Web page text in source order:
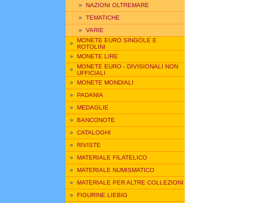
» NAZIONI OLTREMARE
» TEMATICHE
» VARIE
» MONETE EURO SINGOLE E
ROTOLINI
» MONETE LIRE
» MONETE EURO - DIVISIONALI NON
UFFICIALI
» MONETE MONDIALI
» PADANIA
» MEDAGLIE
» BANCONOTE
» CATALOGHI
» RIVISTE
» MATERIALE FILATELICO
» MATERIALE NUMISMATICO
» MATERIALE PER ALTRE COLLEZIONI
» FIGURINE LIEBIG